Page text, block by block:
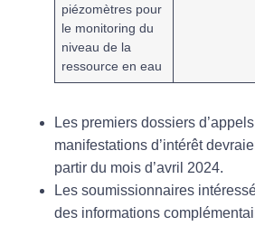
piézomètres pour
le monitoring du
niveau de la
ressource en eau
Les premiers dossiers
manifestations d’intérêt
partir du mois d’avril 2024.
Les soumissionnaires
des informations